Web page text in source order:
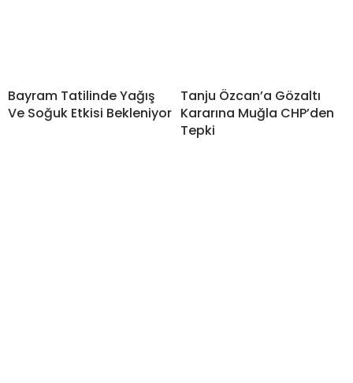
Bayram Tatilinde Yağış
Ve Soğuk Etkisi Bekleniyor
Tanju Özcan’a Gözaltı
Kararına Muğla CHP’den
Tepki